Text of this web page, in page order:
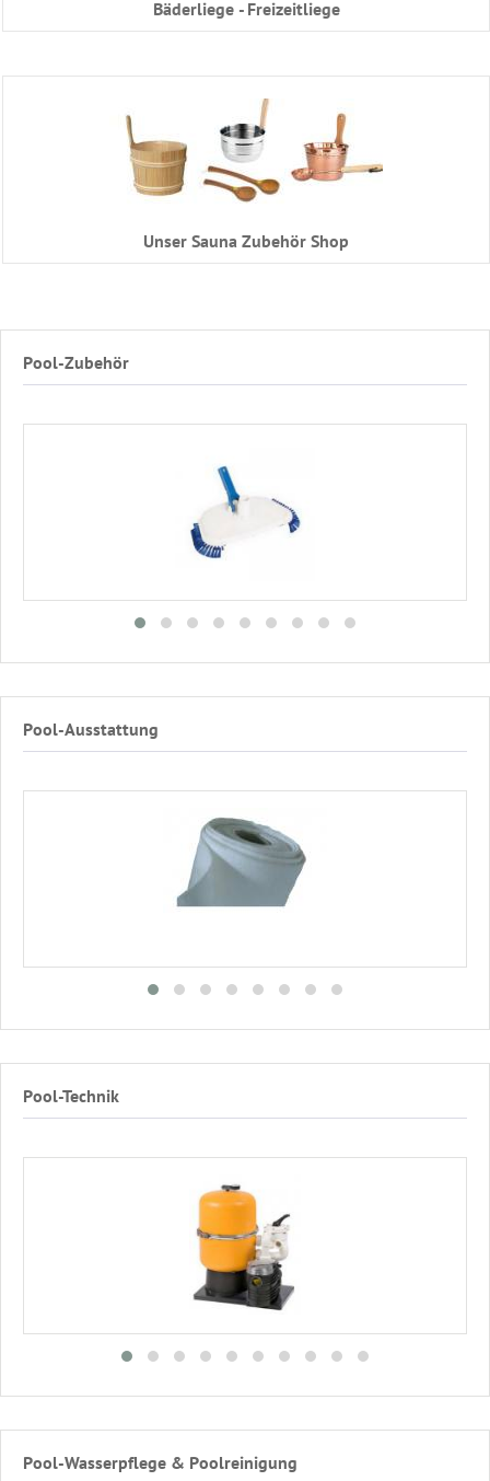
Bäderliege - Freizeitliege
Unser Sauna Zubehör Shop
Pool-Zubehör
Pool-Ausstattung
Pool-Technik
Pool-Wasserpflege & Poolreinigung